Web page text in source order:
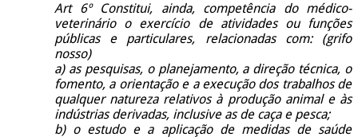
Art 6º Constitui, ainda, competência do médico-
veterinário o exercício de atividades ou funções
públicas e particulares, relacionadas com: (grifo
nosso)
a) as pesquisas, o planejamento, a direção técnica, o
fomento, a orientação e a execução dos trabalhos de
qualquer natureza relativos à produção animal e às
indústrias derivadas, inclusive as de caça e pesca;
b) o estudo e a aplicação de medidas de saúde